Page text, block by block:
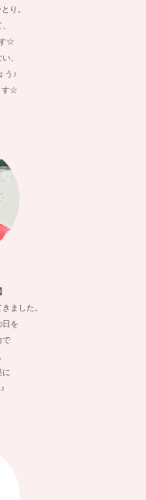
り。
☆
、
う♪
す☆
ました。
日を
で
に